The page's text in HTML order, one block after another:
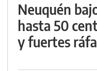
Neuquén
hasta 50
y fuertes